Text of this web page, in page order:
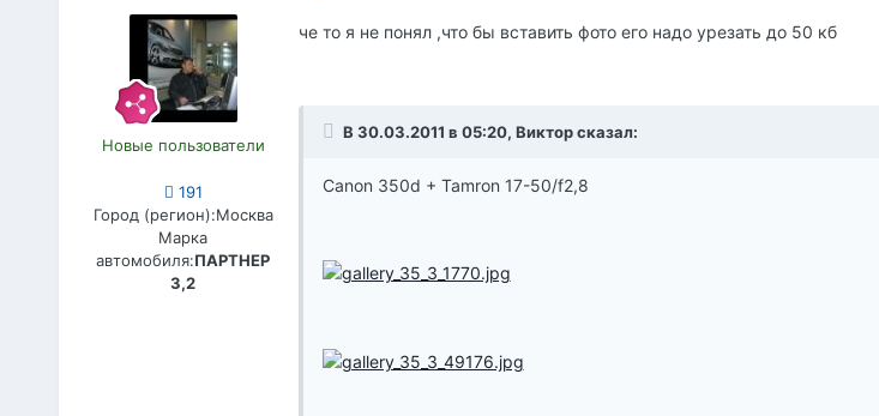
Новые пользователи
191
Город (регион):Москва
Марка
автомобиля:ПАРТНЕР
3,2
че то я не понял ,что бы вставить фото его надо урезать до 50 кб
В 30.03.2011 в 05:20, Виктор сказал:
Canon 350d + Tamron 17-50/f2,8